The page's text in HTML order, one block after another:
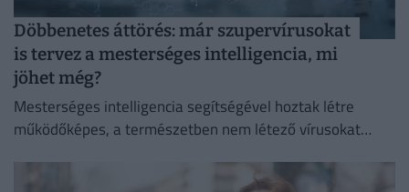
Döbbenetes áttörés: már szupervírusokat
is tervez a mesterséges intelligencia, mi
jöhet még?
Mesterséges intelligencia segítségével hoztak létre
működőképes, a természetben nem létező vírusokat